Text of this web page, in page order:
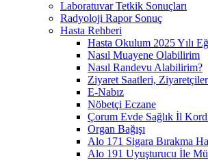
Laboratuvar Tetkik Sonuçları
Radyoloji Rapor Sonuç
Hasta Rehberi
Hasta Okulum 2025 Yılı
Nasıl Muayene Olabilirim
Nasıl Randevu Alabilirim?
Ziyaret Saatleri,
E-Nabız
Nöbetçi Eczane
Çorum Evde Sağlık İl
Organ Bağışı
Alo 171 Sigara Bırakma
Alo 191 Uyuşturucu İle